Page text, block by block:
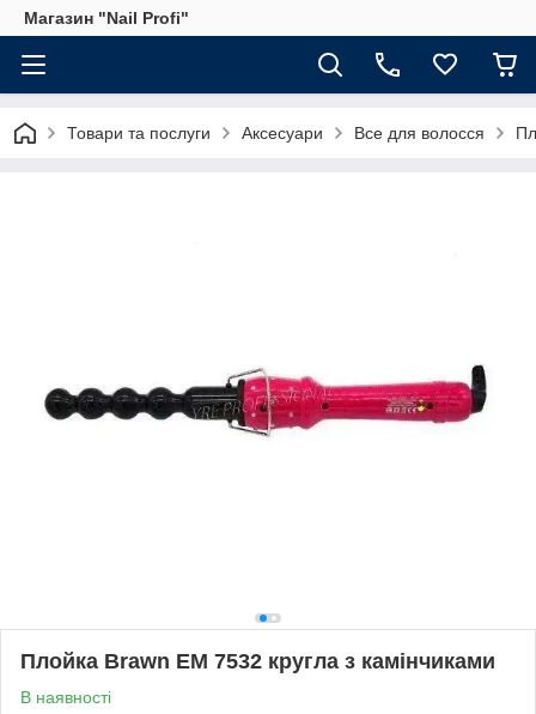
Магазин "Nail Profi"
Товари та послуги Аксесуари Все для волосся
Плойка Brawn EM 7532 кругла з камінчиками
В наявності